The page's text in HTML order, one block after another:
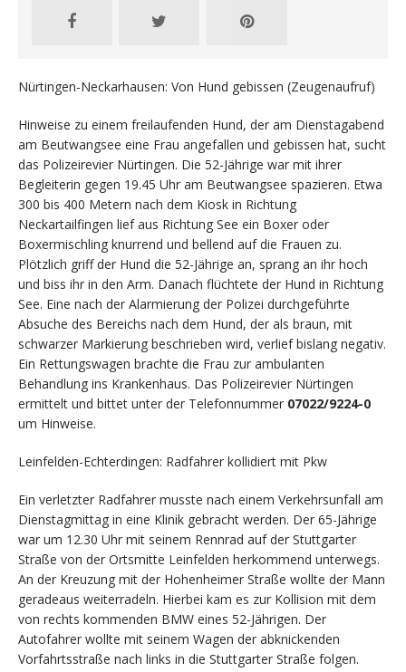
Nürtingen-Neckarhausen: Von Hund gebissen (Zeugenaufruf)
Hinweise zu einem freilaufenden Hund, der am Dienstagabend
am Beutwangsee eine Frau angefallen und gebissen hat, sucht
das Polizeirevier Nürtingen. Die 52-Jährige war mit ihrer
Begleiterin gegen 19.45 Uhr am Beutwangsee spazieren. Etwa
300 bis 400 Metern nach dem Kiosk in Richtung
Neckartailfingen lief aus Richtung See ein Boxer oder
Boxermischling knurrend und bellend auf die Frauen zu.
Plötzlich griff der Hund die 52-Jährige an, sprang an ihr hoch
und biss ihr in den Arm. Danach flüchtete der Hund in Richtung
See. Eine nach der Alarmierung der Polizei durchgeführte
Absuche des Bereichs nach dem Hund, der als braun, mit
schwarzer Markierung beschrieben wird, verlief bislang negativ.
Ein Rettungswagen brachte die Frau zur ambulanten
Behandlung ins Krankenhaus. Das Polizeirevier Nürtingen
ermittelt und bittet unter der Telefonnummer 07022/9224-0
um Hinweise.
Leinfelden-Echterdingen: Radfahrer kollidiert mit Pkw
Ein verletzter Radfahrer musste nach einem Verkehrsunfall am
Dienstagmittag in eine Klinik gebracht werden. Der 65-Jährige
war um 12.30 Uhr mit seinem Rennrad auf der Stuttgarter
Straße von der Ortsmitte Leinfelden herkommend unterwegs.
An der Kreuzung mit der Hohenheimer Straße wollte der Mann
geradeaus weiterradeln. Hierbei kam es zur Kollision mit dem
von rechts kommenden BMW eines 52-Jährigen. Der
Autofahrer wollte mit seinem Wagen der abknickenden
Vorfahrtsstraße nach links in die Stuttgarter Straße folgen.